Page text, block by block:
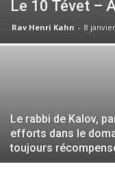
Le 10 Tévet –
Rav Henri Kahn - 8
Le rabbi de Kalov,
efforts dans le
toujours